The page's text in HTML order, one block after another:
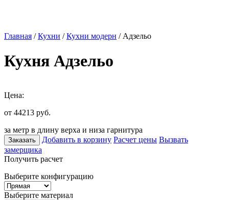
Главная /Кухни /Кухни модерн / Адзельо
Кухня Адзельо
Цена:
от 44213 руб.
за метр в длину верха и низа гарнитура
Заказать Добавить в корзину Расчет цены Вызвать
замерщика
Получить расчет
Выберите конфигурацию
Выберите материал